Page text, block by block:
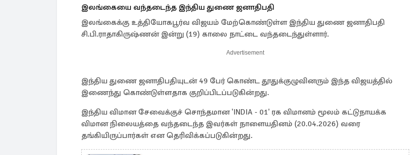
இலங்கையை வந்தடைந்த இந்திய துணை ஜனாதிபதி
இலங்கைக்கு உத்தியோகபூர்வ விஜயம் மேற்கொண்டுள்ள இந்திய துணை ஜனாதிபதி
சி.பி.ராதாகிருஷ்ணன் இன்று (19) காலை நாட்டை வந்தடைந்துள்ளார்.
Advertisement
இந்திய துணை ஜனாதிபதியுடன் 49 பேர் கொண்ட தூதுக்குழுவினரும் இந்த விஜயத்தில்
இணைந்து கொண்டுள்ளதாக குறிப்பிடப்படுகின்றது.
இந்திய விமான சேவைக்குச் சொந்தமான 'INDIA - 01' ரக விமானம் மூலம் கட்டுநாயக்க
விமான நிலையத்தை வந்தடைந்த இவர்கள் நாளையதினம் (20.04.2026) வரை
தங்கியிருப்பார்கள் என தெரிவிக்கப்படுகின்றது.